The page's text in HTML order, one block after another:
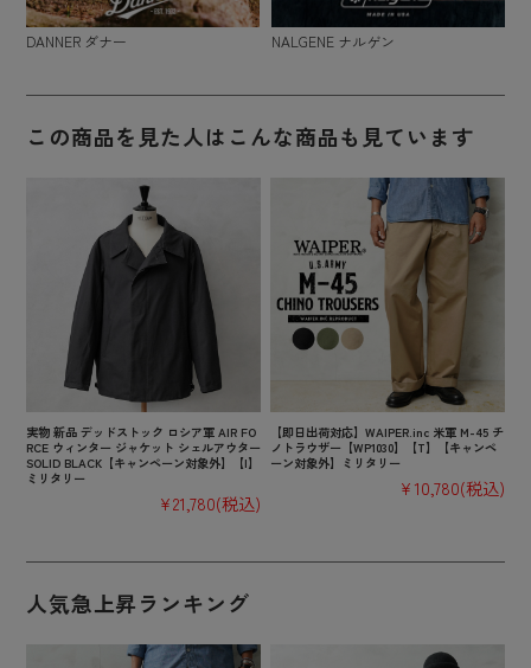
DANNER ダナー NALGENE ナルゲン
この商品を見た人はこんな商品も見ています
実物 新品 デッドストック ロシア軍 AIR FO
RCE ウィンター ジャケット シェルアウター
SOLID BLACK【キャンペーン対象外】【I】
ミリタリー
¥21,780(税込)
【即日出荷対応】WAIPER.inc 米軍 M-45 チ
ノトラウザー【WP1030】【T】【キャンペ
ーン対象外】ミリタリー
¥10,780(税込)
人気急上昇ランキング